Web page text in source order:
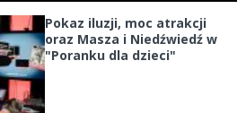
Pokaz iluzji, moc atrakcji
oraz Masza i Niedźwiedź w
"Poranku dla dzieci"